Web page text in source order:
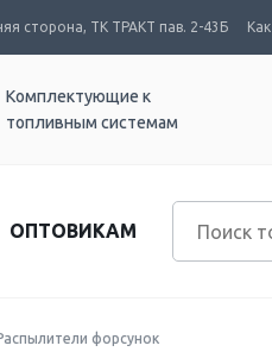
сторона, ТК ТРАКТ пав. 2-43Б
Комплектующие к
топливным системам
ОПТОВИКАМ
форсунок